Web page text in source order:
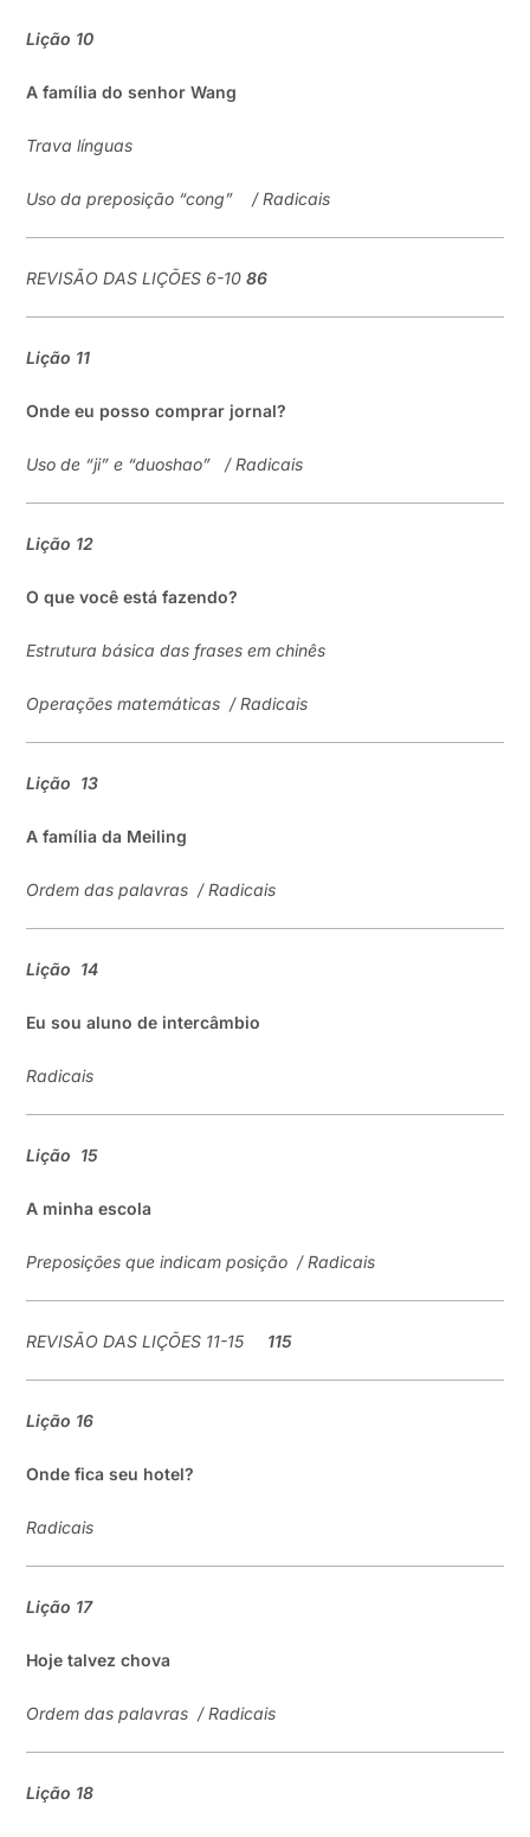
Lição 10
A família do senhor Wang
Trava línguas
Uso da preposição “cong” /Radicais
REVISÃO DAS LIÇÕES 6-10 86
Lição 11
Onde eu posso comprar jornal?
Uso de “ji” e “duoshao” /Radicais
Lição 12
O que você está fazendo?
Estrutura básica das frases em chinês
Operações matemáticas /Radicais
Lição 13
A família da Meiling
Ordem das palavras /Radicais
Lição 14
Eu sou aluno de intercâmbio
Radicais
Lição 15
A minha escola
Preposições que indicam posição /Radicais
REVISÃO DAS LIÇÕES 11-15 115
Lição 16
Onde fica seu hotel?
Radicais
Lição 17
Hoje talvez chova
Ordem das palavras /Radicais
Lição 18